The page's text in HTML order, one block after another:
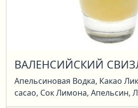
ВАЛЕНСИЙСКИЙ
Апельсиновая Водка, Какао
cacao, Сок Лимона, Апельсин,